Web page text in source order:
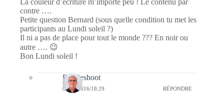
La couleur d’écriture m’importe peu ! Le contenu par
contre ….
Petite question Bernard (sous quelle condition tu met les
participants au Lundi soleil ?)
Il ni a pas de place pour tout le monde ??? En noir ou
autre …. 😉
Bon Lundi soleil !
Bernieshoot
08/08/2016/18:29 RÉPONDRE